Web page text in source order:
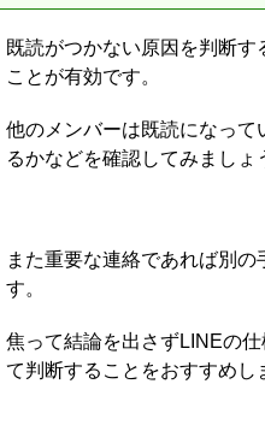
既読がつかない原因を判断
ことが有効です。
他のメンバーは既読になっ
るかなどを確認してみましょ
また重要な連絡であれば別
す。
焦って結論を出さずLINEの
て判断することをおすすめし